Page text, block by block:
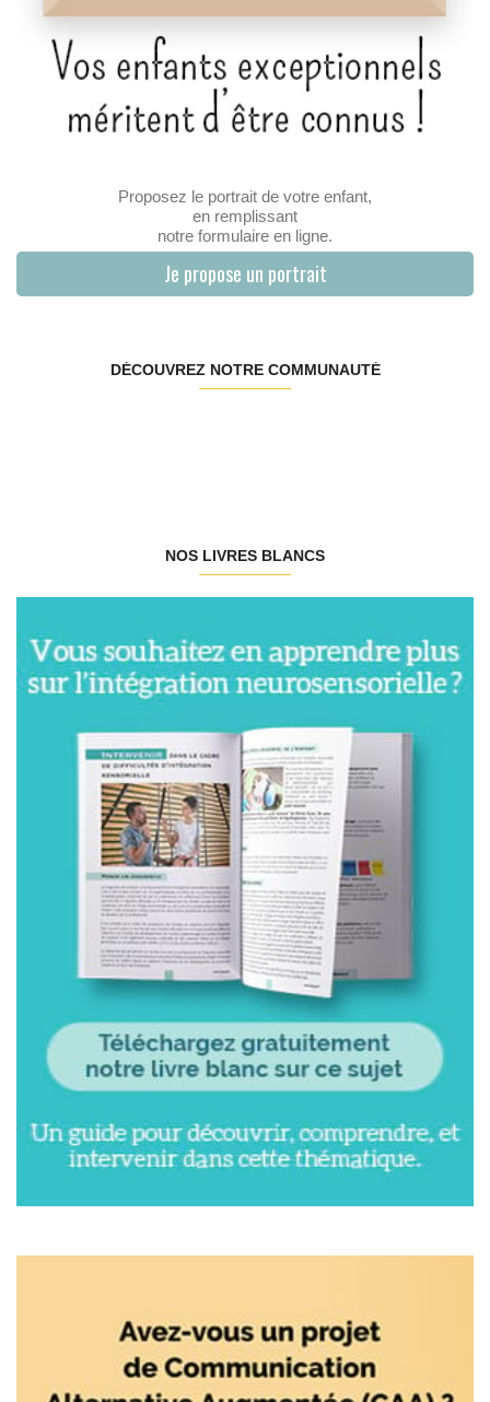
Proposez le portrait de votre enfant,
en remplissant
notre formulaire en ligne.
Je propose un portrait
DÉCOUVREZ NOTRE COMMUNAUTÉ
NOS LIVRES BLANCS